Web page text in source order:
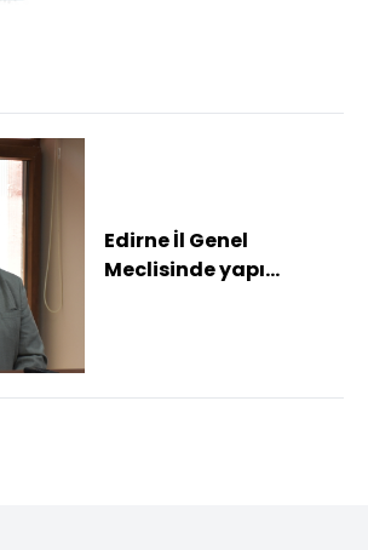
Edirne İl Genel
Meclisinde yapı